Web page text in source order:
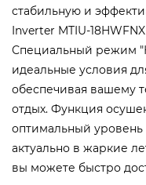
стабильную и
Inverter MTIU-
Специальный режим
идеальные условия
обеспечивая вашему
отдых. Функция
оптимальный уровень
актуально в жаркие
вы можете быстро